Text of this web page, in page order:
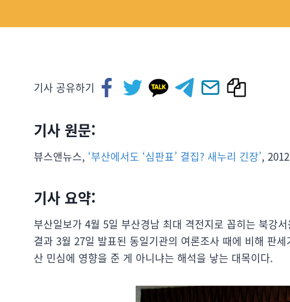
기사 공유하기
기사 원문:
뷰스앤뉴스, ‘부산에서도 ‘심판표’ 결집? 새누리 긴장’,
기사 요약:
부산일보가 4월 5일 부산경남 최대 격전지로 꼽히는 북강
결과 3월 27일 발표된 동일기관의 여론조사 때에 비해 판
산 민심에 영향을 준 게 아니냐는 해석을 낳는 대목이다.